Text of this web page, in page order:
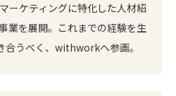
ーケティングに特化した人材紹
業を展開。これまでの経験を生
合うべく、withworkへ参画。